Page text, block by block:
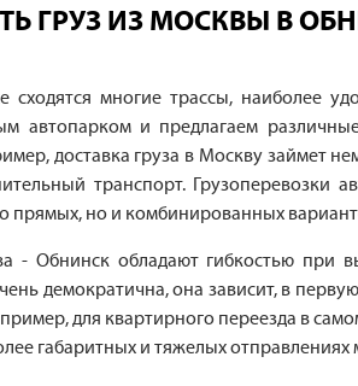
ГРУЗ ИЗ МОСКВЫ В
сходятся многие трассы, наиболее
автопарком и предлагаем
доставка груза в Москву займет
транспорт.
прямых, но и комбинированных
- Обнинск обладают гибкостью при
демократична, она зависит, в
для квартирного переезда в
габаритных и тяжелых